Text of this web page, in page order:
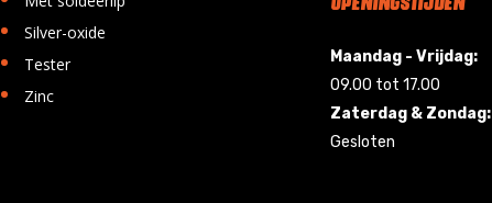
• Silver-oxide
• Tester
• Zinc
Maandag - Vrijdag:
09.00 tot 17.00
Zaterdag & Zondag:
Gesloten